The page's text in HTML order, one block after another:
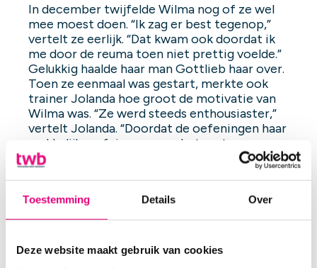
Toestemming Details Over
Deze website maakt gebruik van cookies
In december twijfelde Wilma nog of ze wel
mee moest doen. “Ik zag er best tegenop,”
vertelt ze eerlijk. “Dat kwam ook doordat ik
me door de reuma toen niet prettig voelde.”
Gelukkig haalde haar man Gottlieb haar over.
Toen ze eenmaal was gestart, merkte ook
trainer Jolanda hoe groot de motivatie van
Wilma was. “Ze werd steeds enthousiaster,”
vertelt Jolanda. “Doordat de oefeningen haar
makkelijker afgingen, nam het vertrouwen
toe. Het hielp ook dat Wilma vroeger heel
actief was.
Makkelijker bewegen in huis
beter. Door de reuma kon Wilma haar armen
lang niet goed omhoog doen. “Ik kreeg mijn